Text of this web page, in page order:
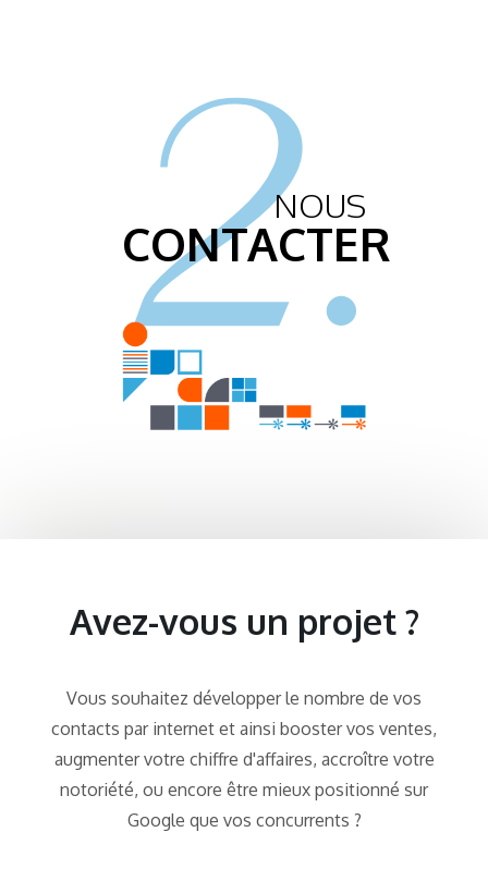
2.
NOUS
CONTACTER
Avez-vous un projet ?
Vous souhaitez développer le nombre de vos
contacts par internet et ainsi booster vos ventes,
augmenter votre chiffre d'affaires, accroître votre
notoriété, ou encore être mieux positionné sur
Google que vos concurrents ?